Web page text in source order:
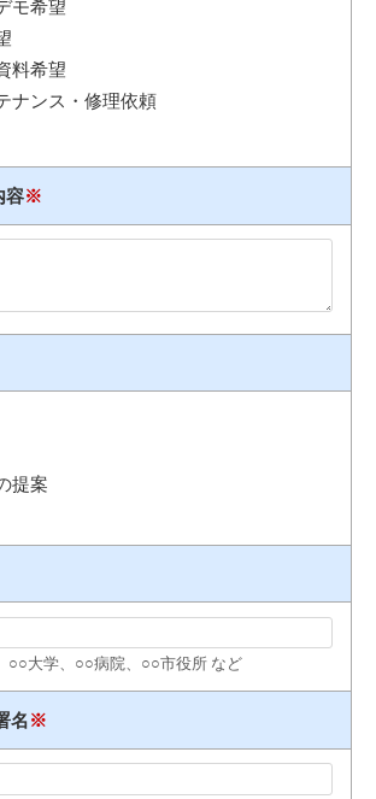
モ希望
料希望
ナンス・修理依頼
容※
提案
○○大学、○○病院、○○市役所 など
名※